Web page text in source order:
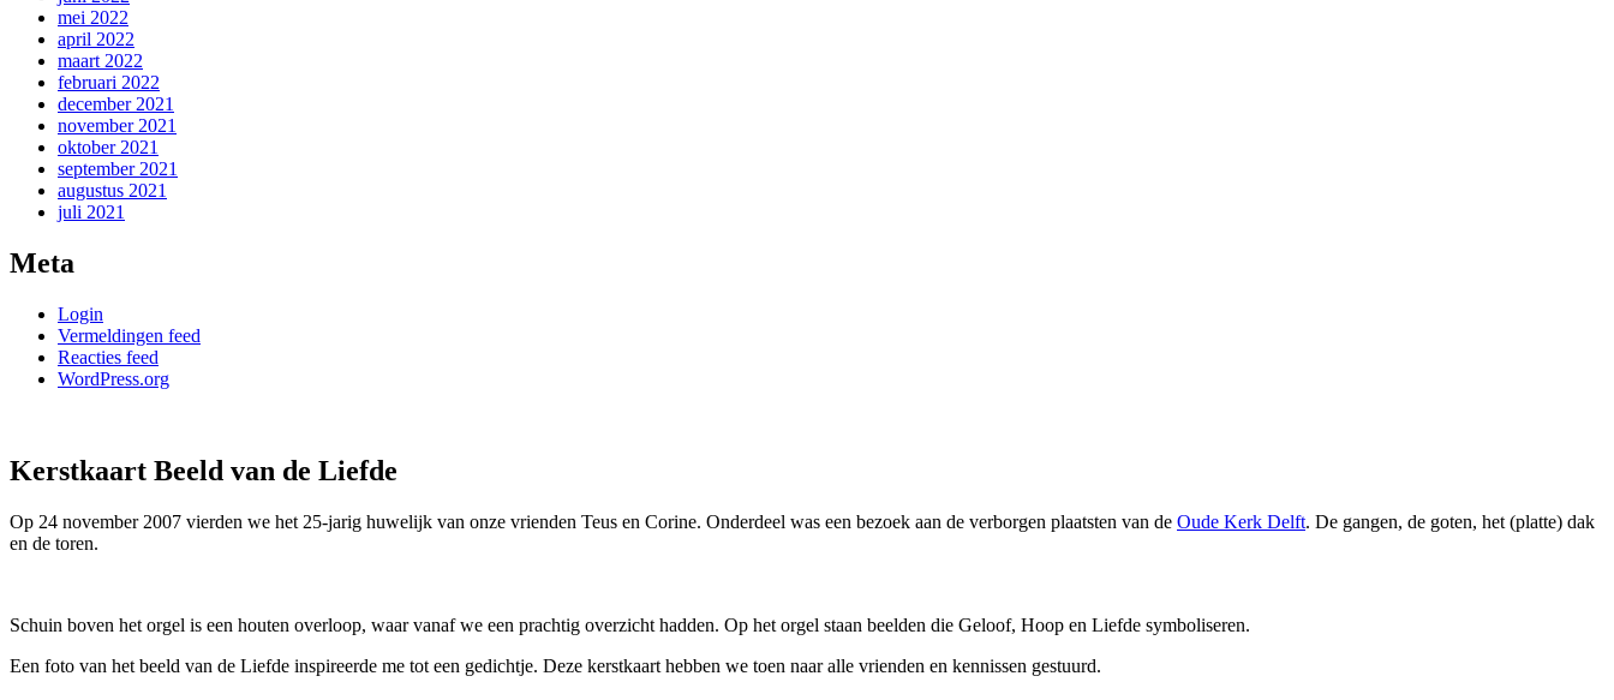
mei 2022
april 2022
maart 2022
februari 2022
december 2021
november 2021
oktober 2021
september 2021
augustus 2021
juli 2021
Meta
Login
Vermeldingen feed
Reacties feed
WordPress.org
Kerstkaart Beeld van de Liefde
Op 24 november 2007 vierden we het 25-jarig huwelijk van onze vrienden Teus en Corine. Onderdeel was een bezoek aan de verborgen plaatsten van de Oude Kerk Delft. De gangen, de goten, het (platte) dak
en de toren.
Schuin boven het orgel is een houten overloop, waar vanaf we een prachtig overzicht hadden. Op het orgel staan beelden die Geloof, Hoop en Liefde symboliseren.
Een foto van het beeld van de Liefde inspireerde me tot een gedichtje. Deze kerstkaart hebben we toen naar alle vrienden en kennissen gestuurd.